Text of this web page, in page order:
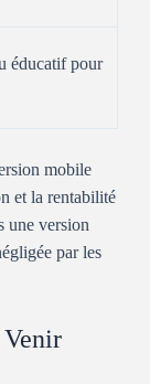
éducatif pour
mobile
et la rentabilité
une version
par les